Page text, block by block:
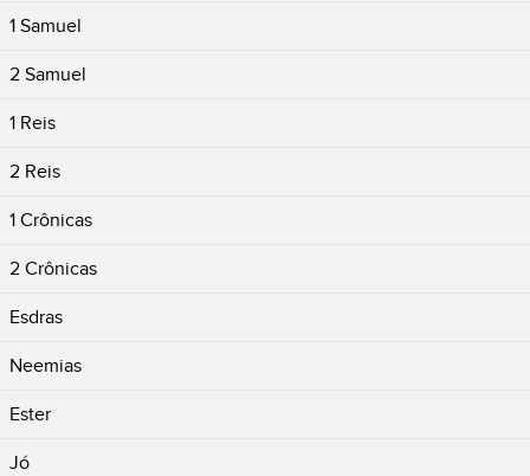
1 Samuel
2 Samuel
1 Reis
2 Reis
1 Crônicas
2 Crônicas
Esdras
Neemias
Ester
Jó